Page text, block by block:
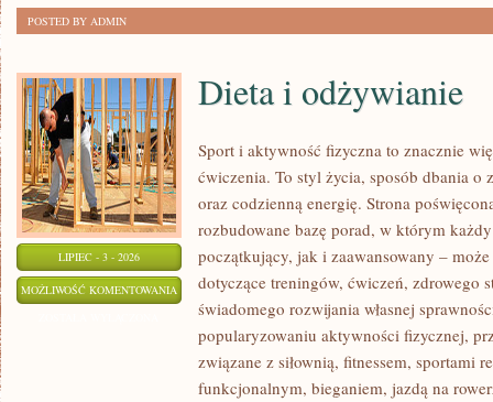
POSTED BY ADMIN
LIPIEC - 3 - 2026
MOŻLIWOŚĆ KOMENTOWANIA DIETA
ODŻYWIANIE
Dieta i odżywianie
Sport i aktywność fizyczna to znacznie
ćwiczenia. To styl życia, sposób dbania o
oraz codzienną energię. Strona
rozbudowane bazę porad, w którym
początkujący, jak i zaawansowany –
dotyczące treningów, ćwiczeń, zdrowego
świadomego rozwijania własnej
popularyzowaniu aktywności fizycznej,
związane z siłownią, fitnessem, sportami
funkcjonalnym, bieganiem, jazdą na